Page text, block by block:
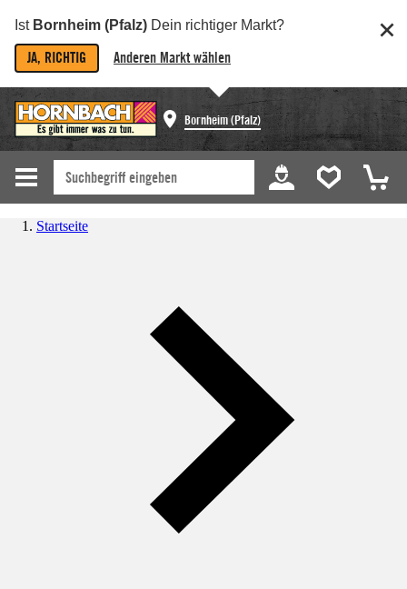
Ist Bornheim (Pfalz) Dein richtiger Markt?
JA, RICHTIG Anderen Markt wählen
Bornheim (Pfalz)
Startseite